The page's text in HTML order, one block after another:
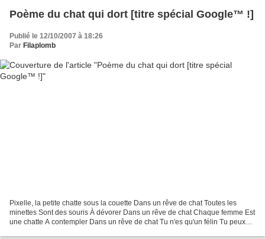
Poème du chat qui dort [titre spécial Google™ !]
Publié le 12/10/2007 à 18:26
Par Filaplomb
Pixelle, la petite chatte sous la couette Dans un rêve de chat Toutes les
minettes Sont des souris À dévorer Dans un rêve de chat Chaque femme Est
une chatte A contempler Dans un rêve de chat Tu n'es qu'un félin Tu peux